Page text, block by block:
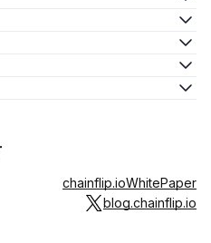
chainflip.ioWhitePaper
blog.chainflip.io